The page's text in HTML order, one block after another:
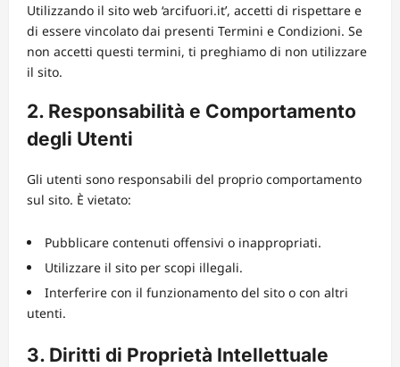
Utilizzando il sito web ‘arcifuori.it’, accetti di rispettare e
di essere vincolato dai presenti Termini e Condizioni. Se
non accetti questi termini, ti preghiamo di non utilizzare
il sito.
2. Responsabilità e Comportamento
degli Utenti
Gli utenti sono responsabili del proprio comportamento
sul sito. È vietato:
Pubblicare contenuti offensivi o inappropriati.
Utilizzare il sito per scopi illegali.
Interferire con il funzionamento del sito o con altri
utenti.
3. Diritti di Proprietà Intellettuale